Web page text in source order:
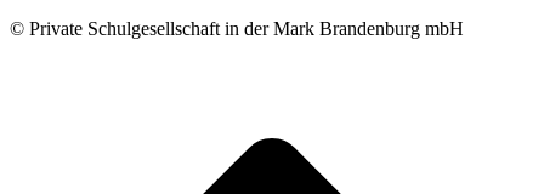
© Private Schulgesellschaft in der Mark Brandenburg mbH